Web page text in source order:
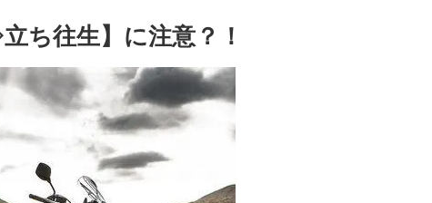
ち往生】に注意？！